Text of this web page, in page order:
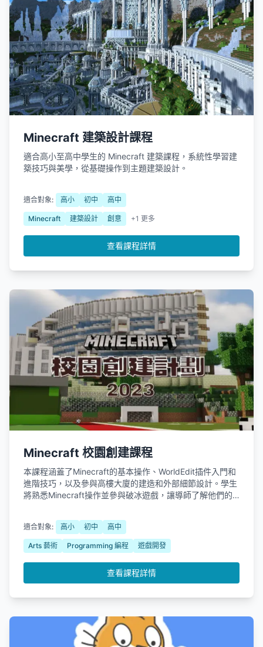
Minecraft 建築設計課程
適合高小至高中學生的 Minecraft 建築課程，系統性學習建
築技巧與美學，從基礎操作到主題建築設計。
適合對象: 高小 初中 高中
Minecraft 建築設計 創意 +1 更多
查看課程詳情
Minecraft 校園創建課程
本課程涵蓋了Minecraft的基本操作、WorldEdit插件入門和
進階技巧，以及參與高樓大廈的建造和外部細節設計。學生
將熟悉Minecraft操作並參與破冰遊戲，讓導師了解他們的
入門階段的選取區域、查看方塊ID，並使用「Hello」字樣建
構結構；亦有進階階段的延伸橋樑、連線選取區域、填滿封
閉區域，，並學習相關的建築物配色和建築細節技巧，進一
步提升對學校的認識。
適合對象: 高小 初中 高中
Arts 藝術 Programming 編程 遊戲開發
查看課程詳情